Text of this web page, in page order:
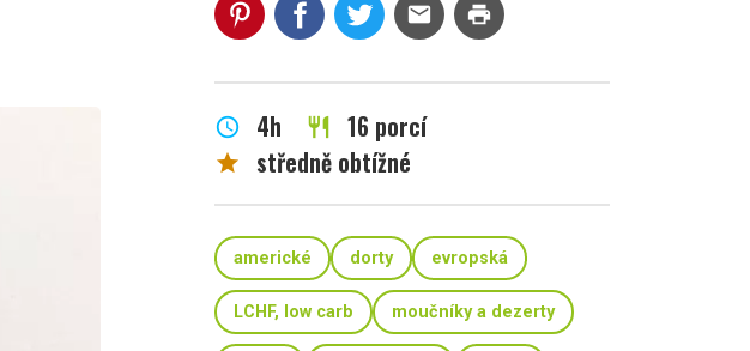
mail print
schedule 4h restaurant 16 porcí
star středně obtížné
americké dorty evropská
LCHF, low carb moučníky a dezerty